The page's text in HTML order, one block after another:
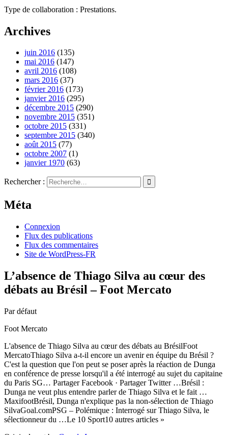
Type de collaboration : Prestations.
Archives
juin 2016 (135)
mai 2016 (147)
avril 2016 (108)
mars 2016 (37)
février 2016 (173)
janvier 2016 (295)
décembre 2015 (290)
novembre 2015 (351)
octobre 2015 (331)
septembre 2015 (340)
août 2015 (77)
octobre 2007 (1)
janvier 1970 (63)
Rechercher :
Méta
Connexion
Flux des publications
Flux des commentaires
Site de WordPress-FR
L’absence de Thiago Silva au cœur des
débats au Brésil – Foot Mercato
Par défaut
Foot Mercato
L'absence de Thiago Silva au cœur des débats au BrésilFoot
MercatoThiago Silva a-t-il encore un avenir en équipe du Brésil ?
C'est la question que l'on peut se poser après la réaction de Dunga
en conférence de presse lorsqu'il a été interrogé au sujet du capitaine
du Paris SG… Partager Facebook · Partager Twitter …Brésil :
Dunga ne veut plus entendre parler de Thiago Silva et le fait …
MaxifootBrésil, Dunga n'explique pas la non-sélection de Thiago
SilvaGoal.comPSG – Polémique : Interrogé sur Thiago Silva, le
sélectionneur du …Le 10 Sport10 autres articles »